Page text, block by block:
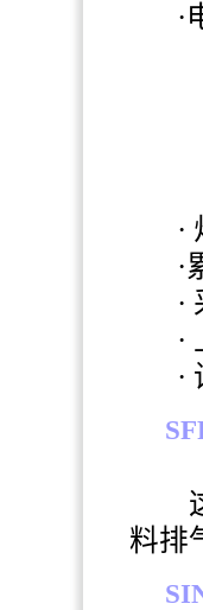
·
·
·
·
·
·
这
料排